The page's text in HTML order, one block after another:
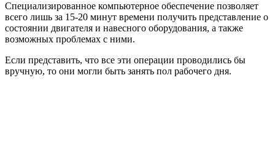
Специализированное компьютерное обеспечение позволяет
всего лишь за 15-20 минут времени получить представление о
состоянии двигателя и навесного оборудования, а также
возможных проблемах с ними.
Если представить, что все эти операции проводились бы
вручную, то они могли быть занять пол рабочего дня.